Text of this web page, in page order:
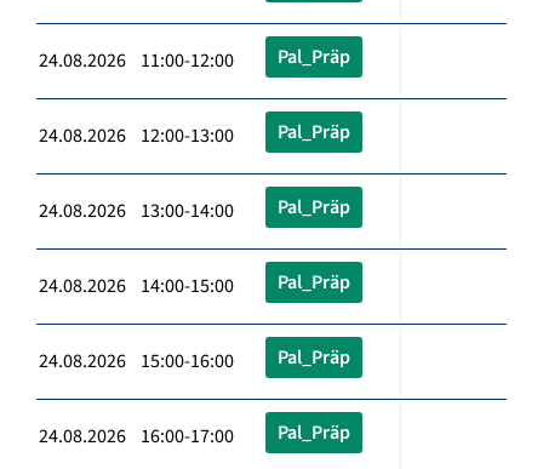
24.08.2026 11:00-12:00 Pal_Präp
24.08.2026 12:00-13:00 Pal_Präp
24.08.2026 13:00-14:00 Pal_Präp
24.08.2026 14:00-15:00 Pal_Präp
24.08.2026 15:00-16:00 Pal_Präp
24.08.2026 16:00-17:00 Pal_Präp